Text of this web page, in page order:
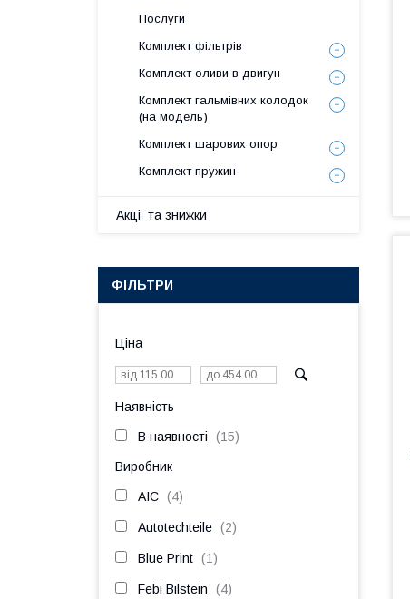
Послуги
Комплект фільтрів
Комплект оливи в двигун
Комплект гальмівних колодок
(на модель)
Комплект шарових опор
Комплект пружин
Акції та знижки
ФІЛЬТРИ
Ціна
Наявність
В наявності 15
Виробник
AIC 4
Autotechteile 2
Blue Print 1
Febi Bilstein 4